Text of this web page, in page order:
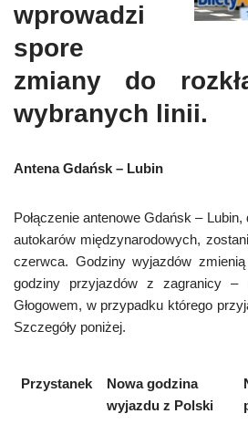
wprowadzi
spore
zmiany do
wybranych linii.
Antena Gdańsk – Lubin
Połączenie antenowe Gdańsk –
autokarów międzynarodowych,
czerwca. Godziny wyjazdów
godziny przyjazdów z zagranicy –
Głogowem, w przypadku którego
Szczegóły poniżej.
Przystanek
Nowa godzina
wyjazdu z Polski